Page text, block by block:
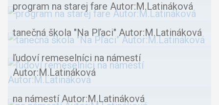
program na starej fare Autor:M.Latináková
tanečná škola "Na Pľaci" Autor:M.Latináková
ľudoví remeselníci na námestí
Autor:M.Latináková
na námestí Autor:M.Latináková